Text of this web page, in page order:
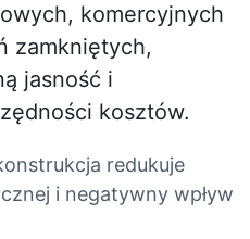
komercyjnych
zamkniętych,
jasność i
kosztów.
redukuje
i negatywny wpływ